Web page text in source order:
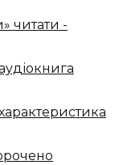
читати -